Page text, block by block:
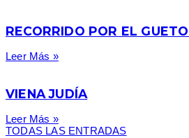
RECORRIDO POR EL
Leer Más »
VIENA JUDÍA
Leer Más »
TODAS LAS ENTRADAS